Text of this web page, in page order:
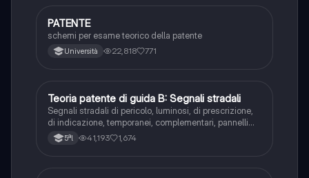
Altro
PATENTE
schemi per esame teorico della patente
Università 22,818 771
Ed. civ.
Teoria patente di guida B: Segnali stradali
Segnali stradali di pericolo, luminosi, di prescrizione,
di indicazione, temporanei, complementari, pannelli
integrativi, segnaletica orizzontale, segnalazioni
agenti del traffico, distanza di visibilità per l‘arresto,
5ªl 41,193 1,674